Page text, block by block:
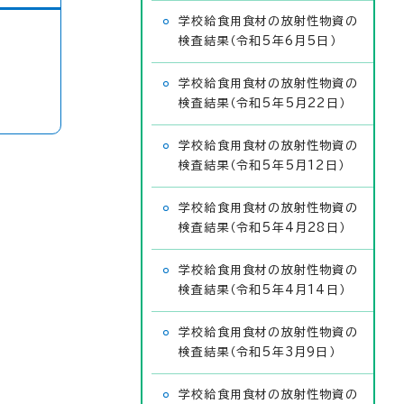
学校給食用食材の放射性物資の
検査結果（令和5年6月5日）
学校給食用食材の放射性物資の
検査結果（令和5年5月22日）
学校給食用食材の放射性物資の
検査結果（令和5年5月12日）
学校給食用食材の放射性物資の
検査結果（令和5年4月28日）
学校給食用食材の放射性物資の
検査結果（令和5年4月14日）
学校給食用食材の放射性物資の
検査結果（令和5年3月9日）
学校給食用食材の放射性物資の